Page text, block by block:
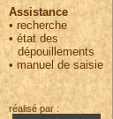
Assistance
• recherche
•état des
dépouillements
•manuel de saisie
réalisé par :